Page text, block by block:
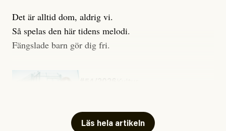
Det är alltid dom, aldrig vi.
Så spelas den här tidens melodi.
Fängslade barn gör dig fri.
Läs hela artikeln